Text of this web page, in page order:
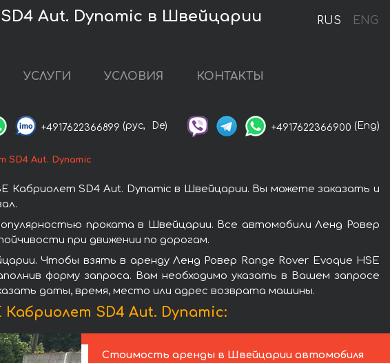
RUS ENG
Aut. Dynamic в Швейцарии
УСЛУГИ УСЛОВИЯ КОНТАКТЫ
+4917622366899 (рус, De) +4917622366900 (Eng)
SD4 Aut. Dynamic
Кабриолет SD4 Aut. Dynamic в Швейцарии. Вы можете заказать и
проката в Швейцарии. Все автомобили Ленд Ровер
при движении по дорогам.
Чтобы взять в аренду Ленд Ровер Range Rover Evoque HSE
форму запроса. Вам необходимо указать в Вашем запросе
даты, время, место или адрес возврата машины.
SD4 Aut. Dynamic:
Стоимость аренды в Швейцарии автомобиля